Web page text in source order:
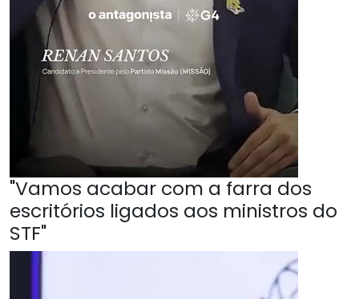
"Vamos acabar com a farra dos
escritórios ligados aos ministros do
STF"